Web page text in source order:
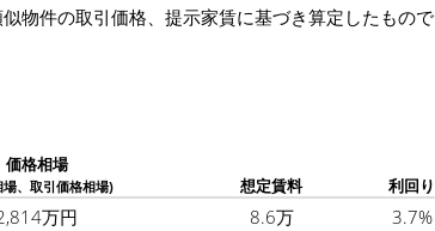
物件の取引価格、提示家賃に基づき算定したもので
価格相場
、取引価格相場) 想定賃料 利回り
万円 8.6万 3.7%